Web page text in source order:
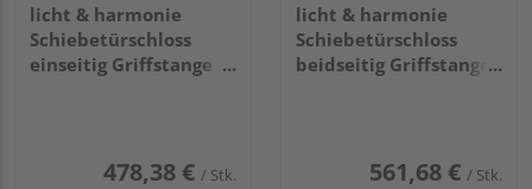
licht & harmonie
Schiebetürschloss
einseitig Griffstange
478,38 € / Stk.
licht & harmonie
Schiebetürschloss
beidseitig Griffstange
561,68 € / Stk.